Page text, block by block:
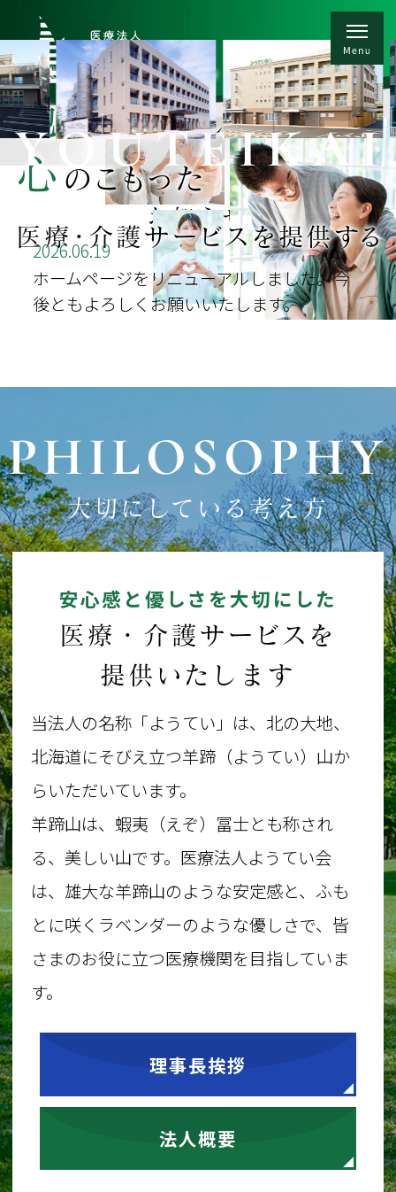
heartfelt care for our community
地域と連携し
心 のこもった
医療・介護サービスを提供する
YOUTEIKAI
お知らせ
2026.06.19
ホームページをリニューアルしました。今
後ともよろしくお願いいたします。
PHILOSOPHY
大切にしている考え方
安心感と優しさを大切にした
医療・介護サービスを
提供いたします
当法人の名称「ようてい」は、北の大地、
北海道にそびえ立つ羊蹄（ようてい）山か
らいただいています。
羊蹄山は、蝦夷（えぞ）冨士とも称され
る、美しい山です。医療法人ようてい会
は、雄大な羊蹄山のような安定感と、ふも
とに咲くラベンダーのような優しさで、皆
さまのお役に立つ医療機関を目指していま
す。
理事長挨拶
法人概要